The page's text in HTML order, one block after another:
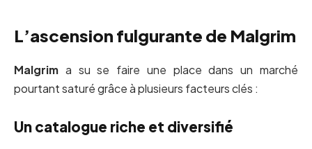
L’ascension fulgurante de Malgrim
Malgrim a su se faire une place dans un marché
pourtant saturé grâce à plusieurs facteurs clés :
Un catalogue riche et diversifié